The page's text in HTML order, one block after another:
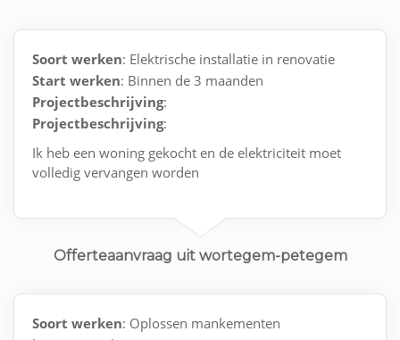
Soort werken: Elektrische installatie in renovatie
Start werken: Binnen de 3 maanden
Projectbeschrijving:
Projectbeschrijving:
Ik heb een woning gekocht en de elektriciteit moet
volledig vervangen worden
Offerteaanvraag uit wortegem-petegem
Soort werken: Oplossen mankementen